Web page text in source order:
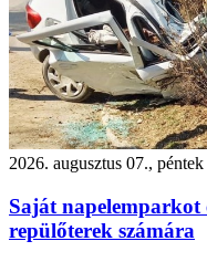
2026. augusztus 07., péntek
Saját napelemparkot
repülőterek számára